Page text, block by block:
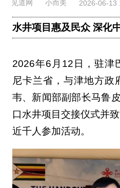
见道网 小而美 2026-06-13
水井项目惠及民众 深化
2026年6月12日，驻津
尼卡兰省，与津地方政
韦、新闻部副部长马鲁
口水井项目交接仪式并
近千人参加活动。